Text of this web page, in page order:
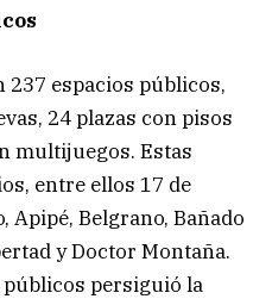
espacios públicos,
24 plazas con pisos
multijuegos. Estas
entre ellos 17 de
Apipé, Belgrano, Bañado
y Doctor Montaña.
persiguió la